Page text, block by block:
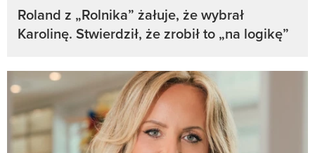
Roland z „Rolnika” żałuje, że wybrał
Karolinę. Stwierdził, że zrobił to „na logikę”